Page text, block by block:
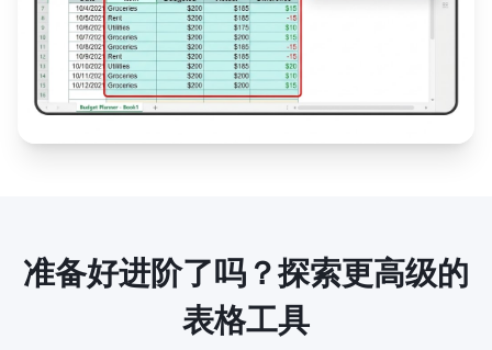
准备好进阶了吗？探索更高级的
表格工具